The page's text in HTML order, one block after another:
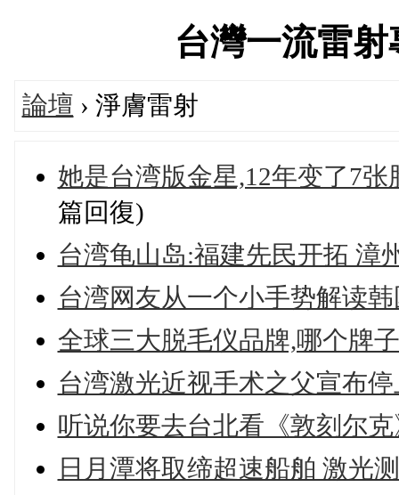
台灣一流雷
論壇 › 淨膚雷射
她是台湾版金星,12年变了7
篇回復)
台湾龟山岛:福建先民开拓 漳
台湾网友从一个小手势解读
全球三大脱毛仪品牌,哪个牌
台湾激光近视手术之父宣布
听说你要去台北看《敦刻尔
日月潭将取缔超速船舶 激光